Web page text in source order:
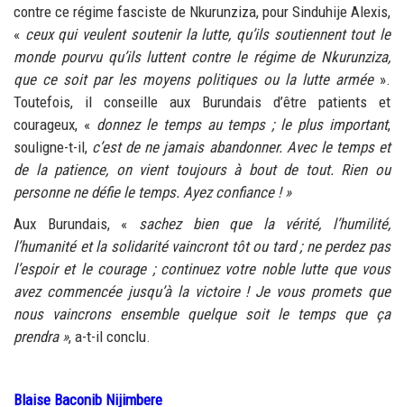
contre ce régime fasciste de Nkurunziza, pour Sinduhije Alexis,
« ceux qui veulent soutenir la lutte, qu’ils soutiennent tout le
monde pourvu qu’ils luttent contre le régime de Nkurunziza,
que ce soit par les moyens politiques ou la lutte armée ».
Toutefois, il conseille aux Burundais d’être patients et
courageux, « donnez le temps au temps ; le plus important,
souligne-t-il, c’est de ne jamais abandonner. Avec le temps et
de la patience, on vient toujours à bout de tout. Rien ou
personne ne défie le temps. Ayez confiance !»
Aux Burundais, « sachez bien que la vérité, l’humilité,
l’humanité et la solidarité vaincront tôt ou tard ; ne perdez pas
l’espoir et le courage ; continuez votre noble lutte que vous
avez commencée jusqu’à la victoire ! Je vous promets que
nous vaincrons ensemble quelque soit le temps que ça
prendra», a-t-il conclu.
Blaise Baconib Nijimbere